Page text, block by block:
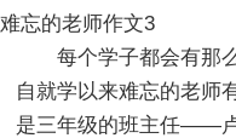
难忘的老师作文3
每个学子都会有那
自就学以来难忘的老师
是三年级的班主任——